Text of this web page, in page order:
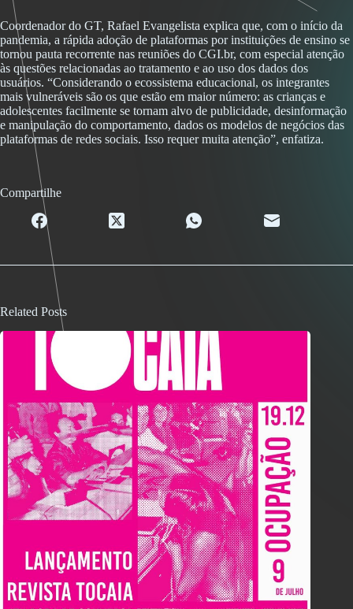
Coordenador do GT, Rafael Evangelista explica que, com o início da
pandemia, a rápida adoção de plataformas por instituições de ensino se
tornou pauta recorrente nas reuniões do CGI.br, com especial atenção
às questões relacionadas ao tratamento e ao uso dos dados dos
usuários. “Considerando o ecossistema educacional, os integrantes
mais vulneráveis são os que estão em maior número: as crianças e
adolescentes facilmente se tornam alvo de publicidade, desinformação
e manipulação do comportamento, dados os modelos de negócios das
plataformas de redes sociais. Isso requer muita atenção”, enfatiza.
Compartilhe
Related Posts